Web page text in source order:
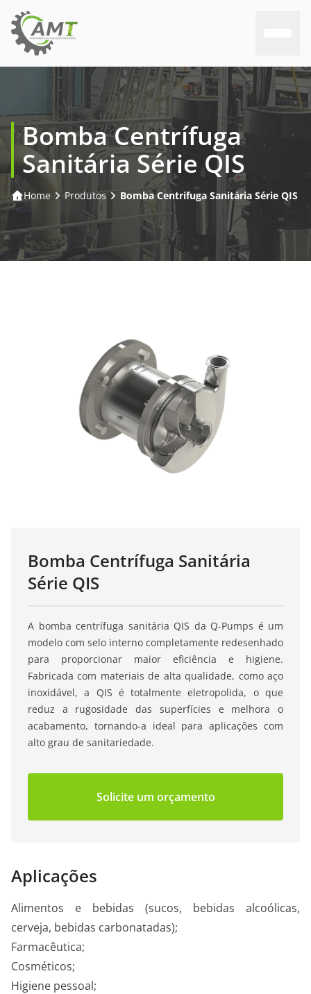
Home
Sobre nós
Produtos
Assistência
Blog
Bomba Centrífuga
Sanitária Série QIS
Home Produtos Bomba Centrífuga Sanitária Série QIS
Bomba Centrífuga Sanitária
Série QIS
A bomba centrífuga sanitária QIS da Q-Pumps é um
modelo com selo interno completamente redesenhado
para proporcionar maior eficiência e higiene.
Fabricada com materiais de alta qualidade, como aço
inoxidável, a QIS é totalmente eletropolida, o que
reduz a rugosidade das superfícies e melhora o
acabamento, tornando-a ideal para aplicações com
alto grau de sanitariedade.
Solicite um orçamento
Aplicações
Alimentos e bebidas (sucos, bebidas alcoólicas,
cerveja, bebidas carbonatadas);
Farmacêutica;
Cosméticos;
Higiene pessoal;